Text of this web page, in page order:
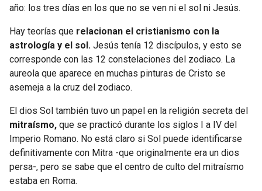
año: los tres días en los que no se ven ni el sol ni Jesús.
Hay teorías que relacionan el cristianismo con la
astrología y el sol. Jesús tenía 12 discípulos, y esto se
corresponde con las 12 constelaciones del zodiaco. La
aureola que aparece en muchas pinturas de Cristo se
asemeja a la cruz del zodiaco.
El dios Sol también tuvo un papel en la religión secreta del
mitraísmo, que se practicó durante los siglos I a IV del
Imperio Romano. No está claro si Sol puede identificarse
definitivamente con Mitra -que originalmente era un dios
persa-, pero se sabe que el centro de culto del mitraísmo
estaba en Roma.